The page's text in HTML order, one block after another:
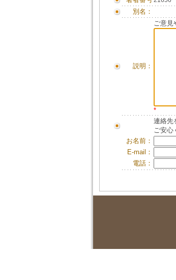
別名：
説明：
ご意見
*
連絡先
ご安心
お名前：
E-mail：
電話：